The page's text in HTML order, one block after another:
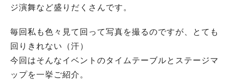
ジ演舞など盛りだくさんです。
毎回私も色々見て回って写真を撮るのですが、とても
回りきれない（汗）
今回はそんなイベントのタイムテーブルとステージマ
ップを一挙ご紹介。